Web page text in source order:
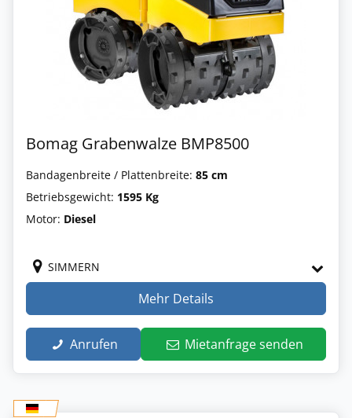
Bomag Grabenwalze BMP8500
Bandagenbreite / Plattenbreite: 85 cm
Betriebsgewicht: 1595 Kg
Motor: Diesel
SIMMERN
Mehr Details
Anrufen Mietanfrage senden